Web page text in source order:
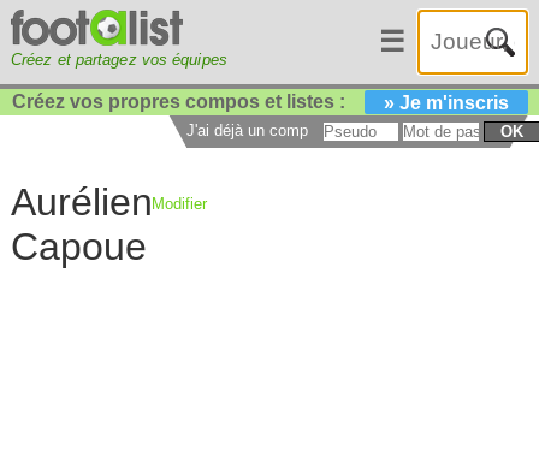
Créez et partagez vos équipes
☰
Créez vos propres compos et listes : » Je m'inscris
J'ai déjà un compte : OK
Aurélien
Capoue
Modifier